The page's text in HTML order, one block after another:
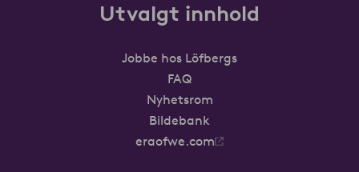
Utvalgt innhold
Jobbe hos Löfbergs
FAQ
Nyhetsrom
Bildebank
eraofwe.com